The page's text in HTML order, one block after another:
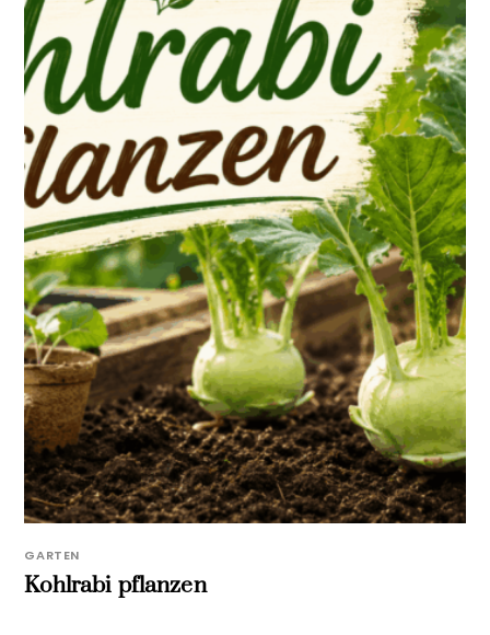
GARTEN
Kohlrabi pflanzen